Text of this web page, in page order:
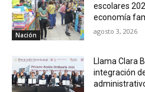
Nación
escolares
economía
agosto 3, 2026
Llama Clara
integración